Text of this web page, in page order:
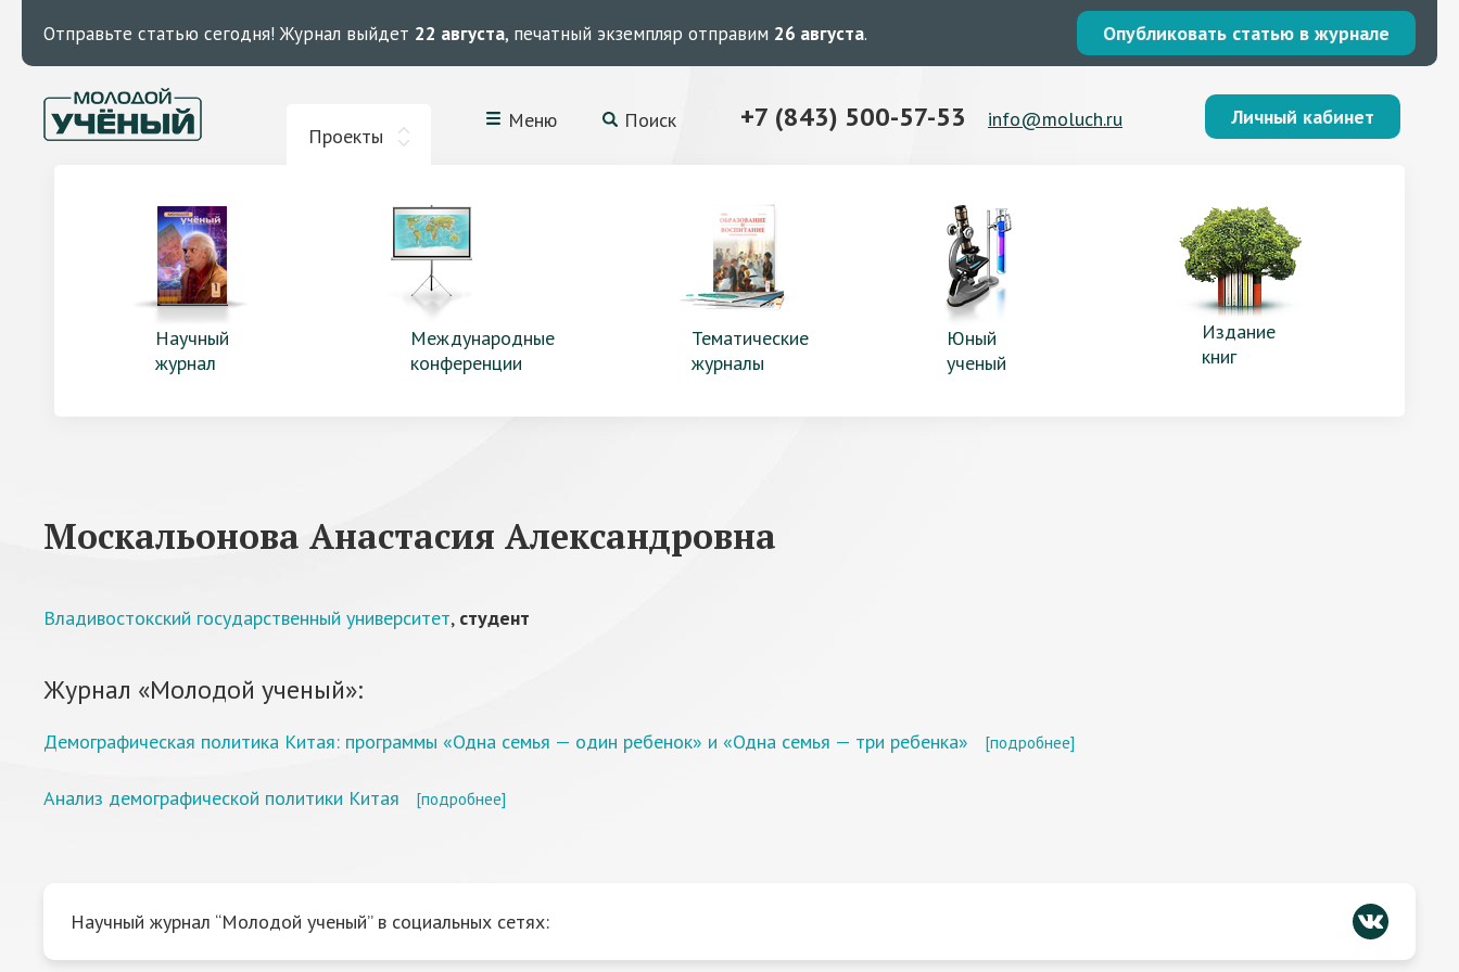
Отправьте статью сегодня! Журнал выйдет 22 августа, печатный экземпляр отправим 26 августа. Опубликовать статью в журнале
Проекты
Меню Поиск +7 (843) 500-57-53 info@moluch.ru Личный кабинет
Научный
журнал
Международные
конференции
Тематические
журналы
Юный
ученый
Издание
книг
Москальонова Анастасия Александровна
Владивостокский государственный университет, студент
Журнал «Молодой ученый»:
Демографическая политика Китая: программы «Одна семья — один ребенок» и «Одна семья — три ребенка» [подробнее]
Анализ демографической политики Китая [подробнее]
Научный журнал “Молодой ученый” в социальных сетях: